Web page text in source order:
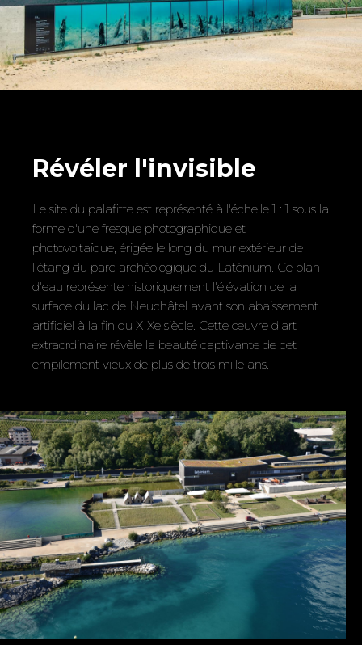
Révéler l'invisible
Le site du palafitte est représenté à l'échelle 1 : 1 sous la
forme d'une fresque photographique et
photovoltaïque, érigée le long du mur extérieur de
l'étang du parc archéologique du Laténium. Ce plan
d'eau représente historiquement l'élévation de la
surface du lac de Neuchâtel avant son abaissement
artificiel à la fin du XIXe siècle. Cette œuvre d'art
extraordinaire révèle la beauté captivante de cet
empilement vieux de plus de trois mille ans.